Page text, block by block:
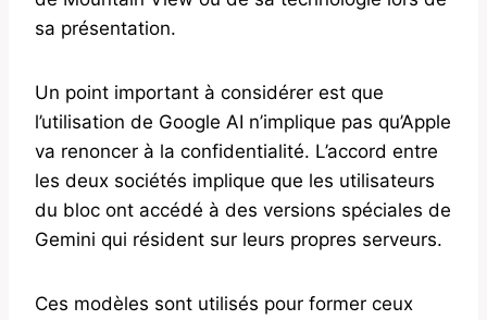
sa présentation.
Un point important à considérer est que
l’utilisation de Google AI n’implique pas qu’Apple
va renoncer à la confidentialité. L’accord entre
les deux sociétés implique que les utilisateurs
du bloc ont accédé à des versions spéciales de
Gemini qui résident sur leurs propres serveurs.
Ces modèles sont utilisés pour former ceux